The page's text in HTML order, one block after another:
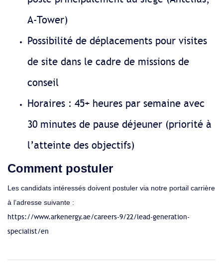
A-Tower)
Possibilité de déplacements pour visites
de site dans le cadre de missions de
conseil
Horaires : 45+ heures par semaine avec
30 minutes de pause déjeuner (priorité à
l’atteinte des objectifs)
Comment postuler
Les candidats intéressés doivent postuler via notre portail carrière
à l’adresse suivante :
https://www.arkenergy.ae/careers-9/22/lead-generation-
specialist/en